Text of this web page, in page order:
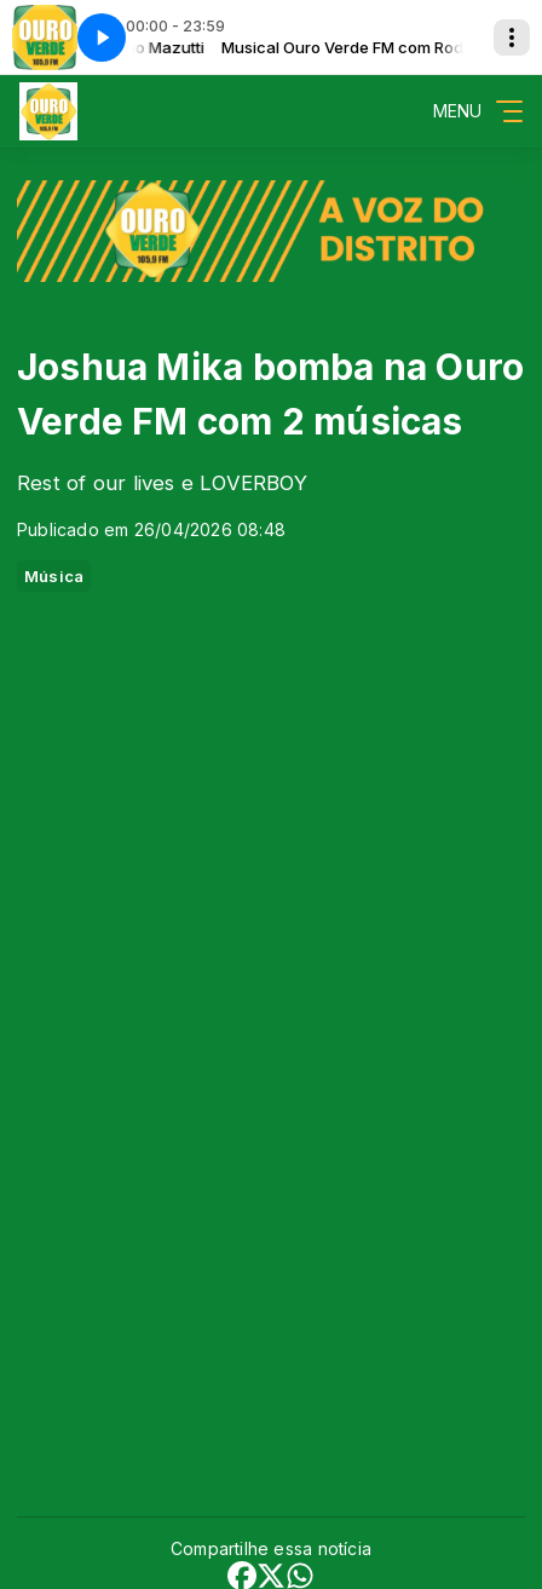
00:00 - 23:59
FM com Rodrigo Mazutti Musical Ouro Verde FM com Rodrigo Mazutti
You Dames - Needed You
MENU
Joshua Mika bomba na Ouro
Verde FM com 2 músicas
Rest of our lives e LOVERBOY
Publicado em 26/04/2026 08:48
Música
Compartilhe essa notícia